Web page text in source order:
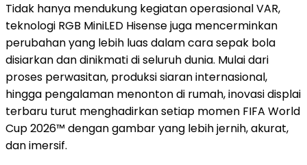
Tidak hanya mendukung kegiatan operasional VAR,
teknologi RGB MiniLED Hisense juga mencerminkan
perubahan yang lebih luas dalam cara sepak bola
disiarkan dan dinikmati di seluruh dunia. Mulai dari
proses perwasitan, produksi siaran internasional,
hingga pengalaman menonton di rumah, inovasi displai
terbaru turut menghadirkan setiap momen FIFA World
Cup 2026™ dengan gambar yang lebih jernih, akurat,
dan imersif.